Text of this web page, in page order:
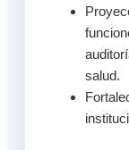
salud.